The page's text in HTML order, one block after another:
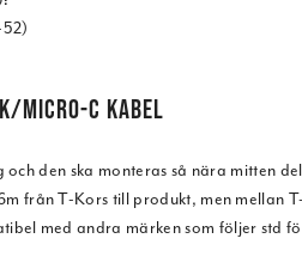
MICRO-C KABEL
den ska monteras så nära mitten
från T-Kors till produkt, men mellan
med andra märken som följer std